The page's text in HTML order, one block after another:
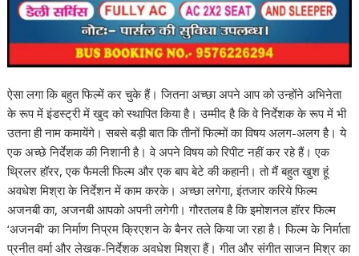
ऐसा लगा कि बहुत फिल्‍में कर चुके हैं। जितना अच्‍छा अपने आप को उन्‍होंने अभिनेता
के रूप में इंडस्‍ट्री में खुद को स्‍थापित किया है। उम्‍मीद है कि वे निर्देशक के रूप में भी
उतना ही नाम कमायेंगे। सबसे बड़ी बात कि तीनों फिल्‍मों का विषय अलग-अलग है। ये
एक अच्‍छे निर्देशक की निशानी है। वे अपने विषय को रिपीट नहीं कर रहे हैं। एक
थ्रिलर हॉरर, एक फैमली फिल्म और एक बाप बेटे की कहानी। तो मैं बहुत खुश हूं
अवधेश मिश्रा के निर्देशन में काम करके। अच्‍छा लगेगा, इंतजार करिये फिल्‍म
अजनबी का, अजनबी आपको अपनी लगेगी। गौरतलब है कि इमोशनल हॉरर फिल्म
‘अजनबी’ का निर्माण निप्रम क्रिएशन के बैनर तले किया जा रहा है। फिल्म के निर्माता
प्रनीत वर्मा और लेखक-निर्देशक अवधेश मिश्रा हैं। गीत और संगीत साजन मिश्र का